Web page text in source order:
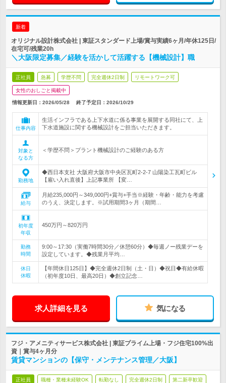
新着
オリジナル設計株式会社 | 東証スタンダード上場/賞与実績6ヶ月/年休125日/
在宅可/残業20h
＼大阪限定募集／経験を活かして活躍する【機械設計】職
正社員 急募 学歴不問 完全週休2日制 リモートワーク可
女性のおしごと掲載中
情報更新日：2026/05/28 終了予定日： 2026/10/29
仕事内容
生活インフラである上下水道に係る事業を展開する同社にて、上
下水道施設に関する機械設計をご担当いただきます。
対象と
なる方
＜学歴不問＞プラント機械設計のご経験のある方
勤務地
◆西日本支社 大阪府大阪市中央区瓦町2-2-7 山陽染工瓦町ビル
【雇い入れ直後】上記事業所 【変…
給与
月給235,000円～349,000円+賞与+手当※経験・年齢・能力を考慮
のうえ、決定します。※試用期間3ヶ月（期間…
初年度
年収
450万円～820万円
勤務
時間
9:00～17:30（実働7時間30分／休憩60分）◆毎週ノー残業デーを
設定しています。◆残業月平均…
休日
休暇
【年間休日125日】◆完全週休2日制（土・日）◆祝日◆有給休暇
（初年度10日、最高20日）◆創立記念…
求人詳細を見る 気になる
フジ・アメニティサービス株式会社 | 東証プライム上場・フジ住宅100%出
資｜賞与4ヶ月分
賃貸マンションの【保守・メンテナンス管理／大阪】
正社員 職種・業種未経験OK 転勤なし 完全週休2日制 第二新卒歓迎